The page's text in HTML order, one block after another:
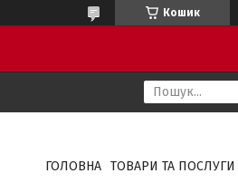
Кошик
ГОЛОВНА ТОВАРИ ТА ПОСЛУГИ